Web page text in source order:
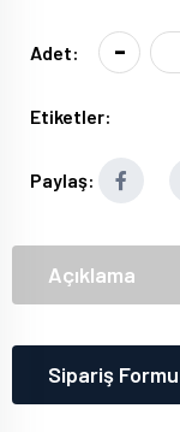
Adet: -
Etiketler:
Paylaş:
Açıklama
Sipariş Formu